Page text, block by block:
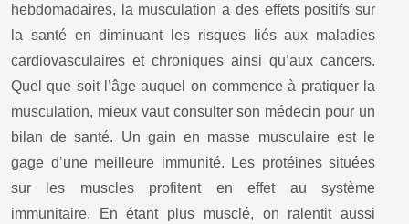
hebdomadaires, la musculation a des effets positifs sur
la santé en diminuant les risques liés aux maladies
cardiovasculaires et chroniques ainsi qu’aux cancers.
Quel que soit l’âge auquel on commence à pratiquer la
musculation, mieux vaut consulter son médecin pour un
bilan de santé. Un gain en masse musculaire est le
gage d’une meilleure immunité. Les protéines situées
sur les muscles profitent en effet au système
immunitaire. En étant plus musclé, on ralentit aussi